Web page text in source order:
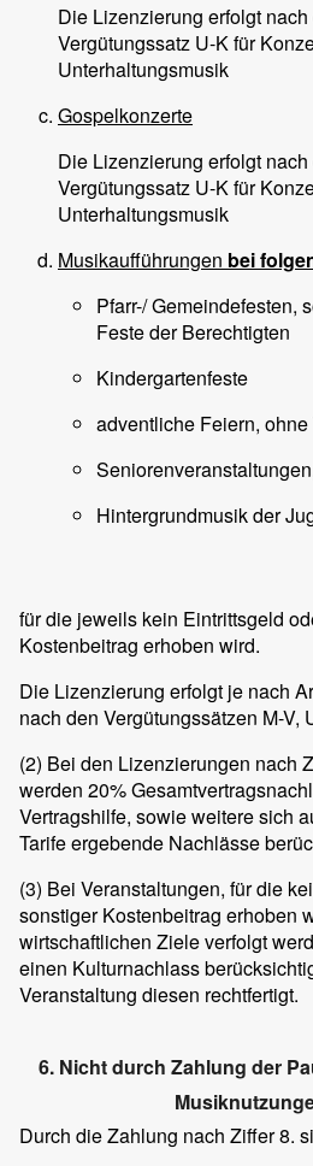
Die Lizenzierung erfolgt
Vergütungssatz U-K für
Unterhaltungsmusik
Gospelkonzerte
Die Lizenzierung erfolgt
Vergütungssatz U-K für
Unterhaltungsmusik
Musikaufführungen bei
Pfarr-/ Gemeindefesten,
Feste der Berechtigten
Kindergartenfeste
adventliche Feiern, ohne
Hintergrundmusik der
für die jeweils kein Eintrittsgeld
Kostenbeitrag erhoben wird.
Die Lizenzierung erfolgt je nach
nach den Vergütungssätzen M-V,
(2) Bei den Lizenzierungen nach
werden 20%
Vertragshilfe, sowie weitere sich
Tarife ergebende Nachlässe
(3) Bei Veranstaltungen, für die
sonstiger Kostenbeitrag erhoben
wirtschaftlichen Ziele verfolgt
einen Kulturnachlass
Veranstaltung diesen rechtfertigt.
6. Nicht durch Zahlung der
Durch die Zahlung nach Ziffer 8.